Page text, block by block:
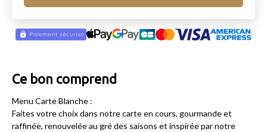
Ce bon comprend
Menu Carte Blanche :
Faites votre choix dans notre carte en cours, gourmande et
raffinée, renouvelée au gré des saisons et inspirée par notre